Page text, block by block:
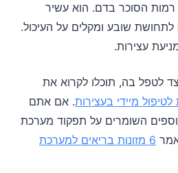
רמות הסוכר בדם. הוא עשיר
שובע ומקלים על העיכול.
עצירות.
לטפל בה, תוכלו לקרוא את
. אם אתם
נוספים השומרים על תפקוד מערכת
6 מזונות בריאים למערכת